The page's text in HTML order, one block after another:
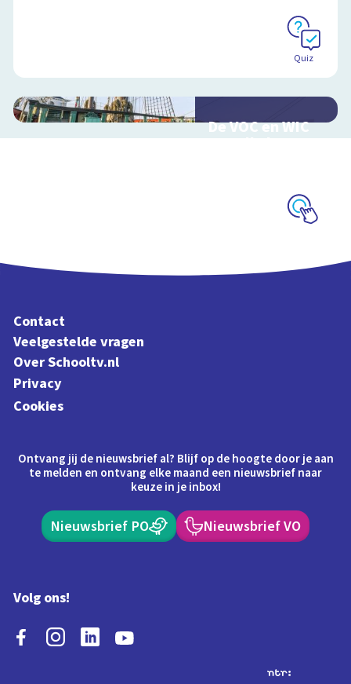
Quiz
De VOC en WIC
van alle kanten
Contact
Veelgestelde vragen
Over Schooltv.nl
Privacy
Cookies
Ontvang jij de nieuwsbrief al? Blijf op de hoogte door je aan
te melden en ontvang elke maand een nieuwsbrief naar
keuze in je inbox!
Nieuwsbrief PO Nieuwsbrief VO
Volg ons!